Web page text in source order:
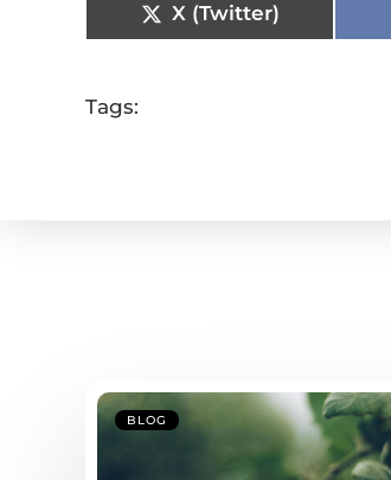
X (Twitter)
Tags:
BLOG